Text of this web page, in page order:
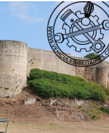
de toutes nationalités et de
pour vous venir en aide,